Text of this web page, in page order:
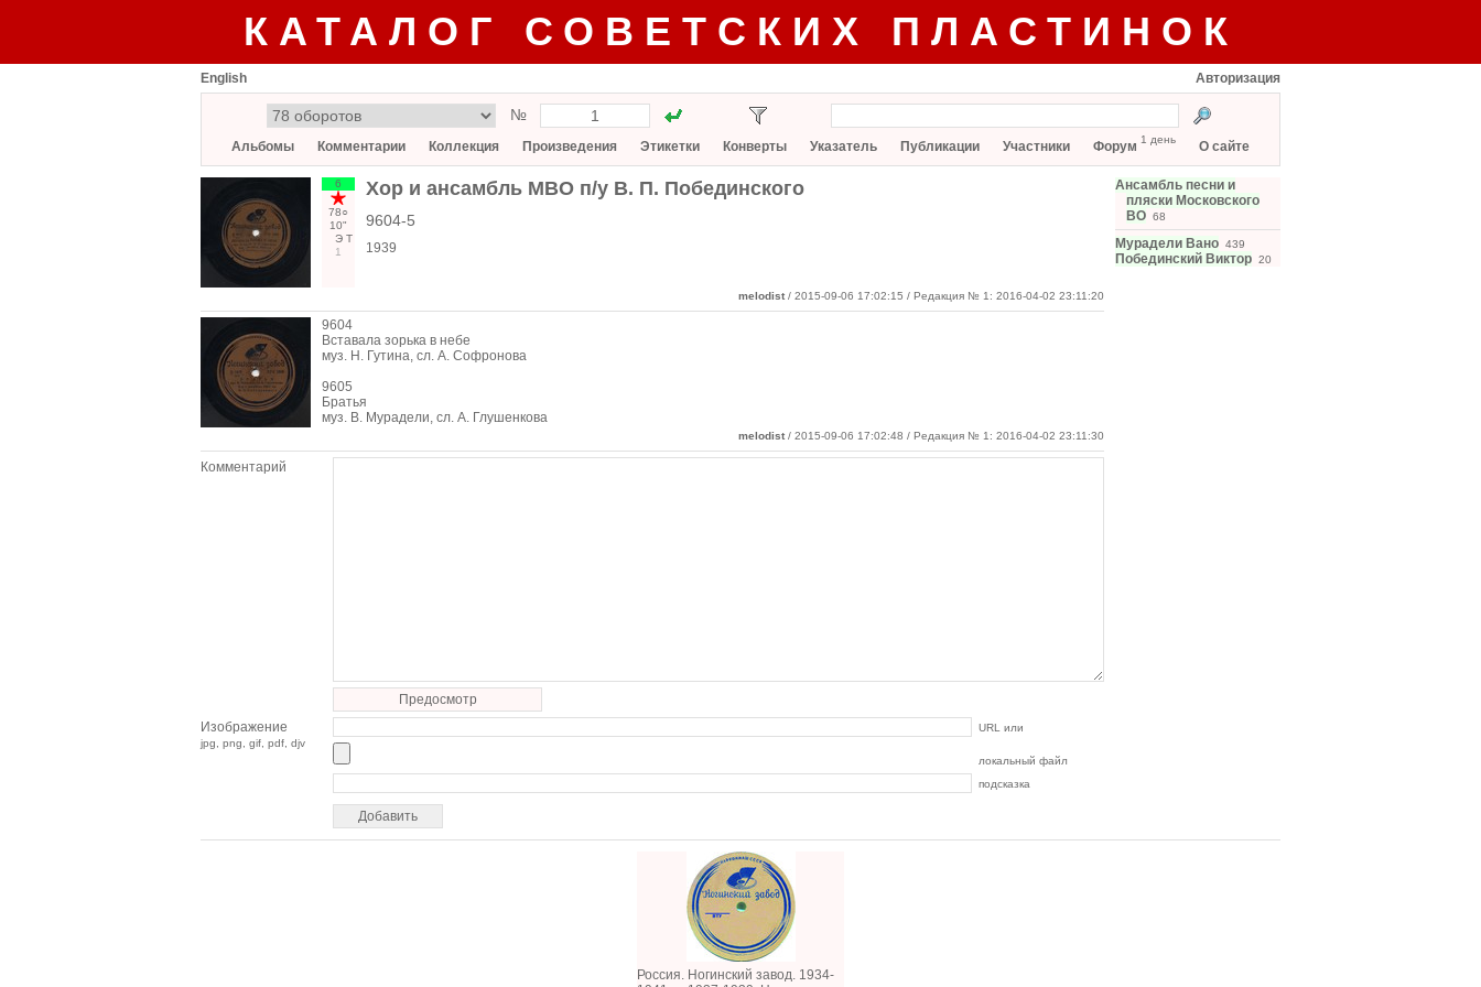
КАТАЛОГ СОВЕТСКИХ ПЛАСТИНОК
English Авторизация
№
Альбомы Комментарии Коллекция Произведения Этикетки Конверты Указатель Публикации Участники Форум 1 день О сайте
6
78○
10"
Э Т
1
Хор и ансамбль МВО п/у В. П. Побединского
9604-5
1939
melodist / 2015-09-06 17:02:15 / Редакция № 1: 2016-04-02 23:11:20
9604
Вставала зорька в небе
муз. Н. Гутина, сл. А. Софронова
9605
Братья
муз. В. Мурадели, сл. А. Глушенкова
melodist / 2015-09-06 17:02:48 / Редакция № 1: 2016-04-02 23:11:30
Комментарий
Предосмотр
Изображение
jpg, png, gif, pdf, djv
URL или
локальный файл
подсказка
Ансамбль песни и
пляски Московского
ВО 68
Мурадели Вано 439
Побединский Виктор 20
Россия. Ногинский завод. 1934-